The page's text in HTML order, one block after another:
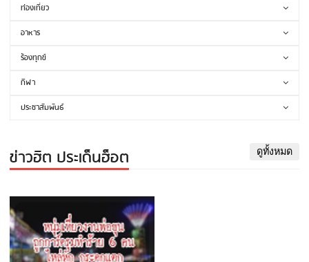
ท่องเที่ยว
อาหาร
ร้องทุกข์
กีฬา
ประชาสัมพันธ์
ข่าวฮิต ประเด็นฮ็อต ดูทั้งหมด